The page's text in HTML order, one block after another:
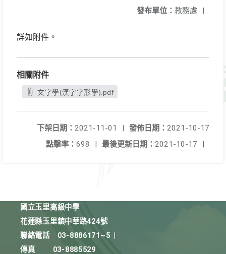
發布單位： 教務處 |
詳如附件。
相關附件
文字學(漢字字形學).pdf
發佈日期： 2021-10-17
下架日期： 2021-11-01
|
最後更新日期： 2021-10-17 |
點擊率： 698 |
國立玉里高級中學
花蓮縣玉里鎮中華路424號
聯絡電話
03-8886171~5
傳真
03-8885529